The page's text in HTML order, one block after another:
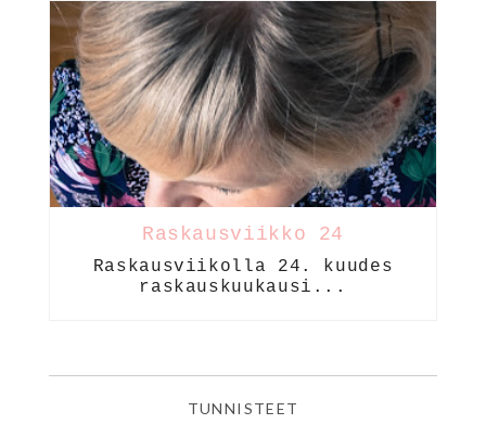
Raskausviikko 24
Raskausviikolla 24. kuudes
raskauskuukausi...
TUNNISTEET